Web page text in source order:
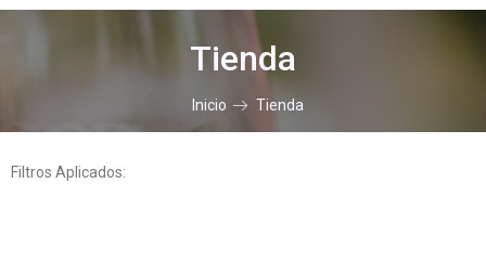
Tienda
Inicio Tienda
Filtros Aplicados: